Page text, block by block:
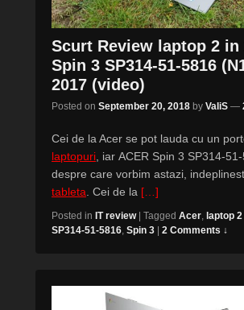
Scurt Review laptop 2 in
Spin 3 SP314-51-5816
2017 (video)
Posted on September 20, 2018 by ValiS —
Cei de la Acer se pot lauda cu un
laptopuri, iar ACER Spin 3 SP314-
despre care vorbim astazi,
tableta. Cei de la […]
Posted in IT review Tagged Acer, laptop
SP314-51-5816, Spin 3 2 Comments ↓